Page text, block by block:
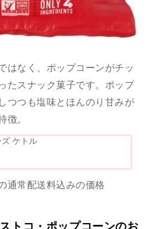
はなく、ポップコーンがチッ
たスナック菓子です。ポップ
つつも塩味とほんのり甘みが
徴。
ケトル
通常配送料込みの価格
トコ・ポップコーンのお